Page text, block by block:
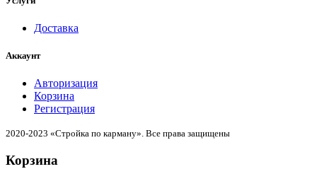
Доставка
Аккаунт
Авторизация
Корзина
Регистрация
2020-2023 «Стройка по карману». Все права защищены
Корзина